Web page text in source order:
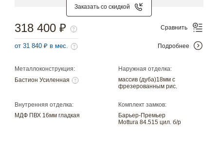
Заказать со скидкой
Металлоконструкция:
Бастион Усиленная
Наружная отделка:
массив (дуба)18мм с
фрезерованным рис.
Внутренняя отделка:
МДФ ПВХ 16мм гладкая
Комплект замков:
Барьер-Премьер
Mottura 84.515 цил. б/р
318 400 ₽
от 31 840 ₽ в мес.
Сравнить
Подробнее